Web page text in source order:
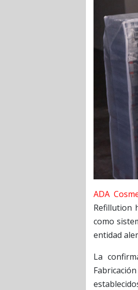
ADA
Refillution
como
entidad
La